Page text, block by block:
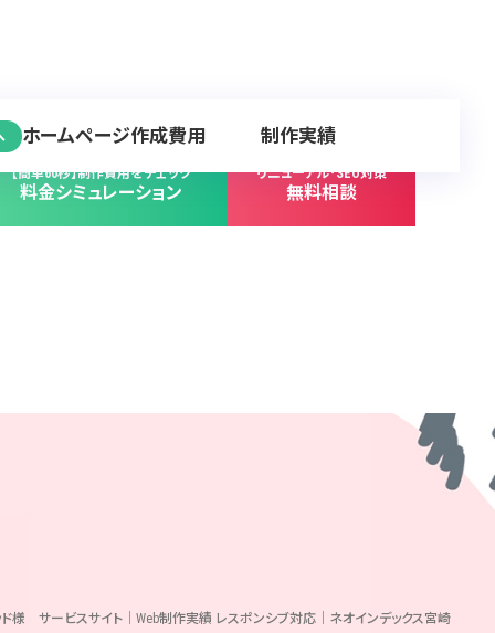
【簡単60秒】制作費用をチェック
料金シミュレーション
リニューアル･SEO対策
無料相談
ホームページ作成費用 制作実績
ド様 サービスサイト｜Web制作実績 レスポンシブ対応｜ネオインデックス宮崎